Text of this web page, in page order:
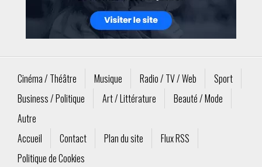
Cinéma / Théâtre Musique Radio / TV / Web
Sport
Business / Politique
Art / Littérature
Beauté / Mode
Autre
Accueil
Contact Plan du site
Flux RSS
Politique de Cookies